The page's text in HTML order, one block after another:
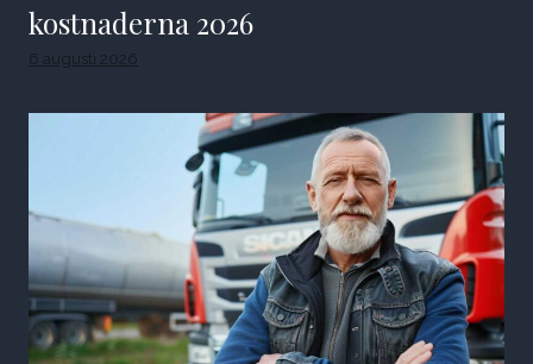
kostnaderna 2026
6 augusti 2026